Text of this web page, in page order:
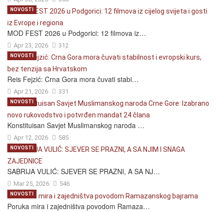
MOD FEST 2026 u Podgorici: 12 filmova iz…
Apr 23, 2026 312
NOVOSTI
Reis Fejzić: Crna Gora mora čuvati stabi…
Apr 21, 2026 331
NOVOSTI
Konstituisan Savjet Muslimanskog naroda …
Apr 12, 2026 585
NOVOSTI
SABRIJA VULIĆ: SJEVER SE PRAZNI, A SA NJ…
Mar 25, 2026 546
NOVOSTI
Poruka mira i zajedništva povodom Ramaza…
NOVOSTI